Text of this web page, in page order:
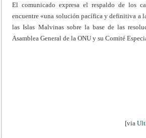
El comunicado expresa el respaldo de los
encuentre «una solución pacífica y definitiva a
las Islas Malvinas sobre la base de las
Asamblea General de la ONU y su Comité
[via